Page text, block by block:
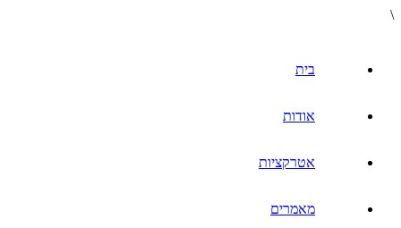
\
בית
אודות
אטרקציות
מאמרים